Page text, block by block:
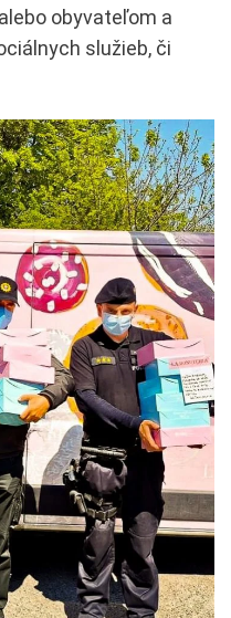
obyvateľom a
služieb, či